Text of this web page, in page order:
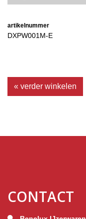
artikelnummer
DXPW001M-E
« verder winkelen
CONTACT